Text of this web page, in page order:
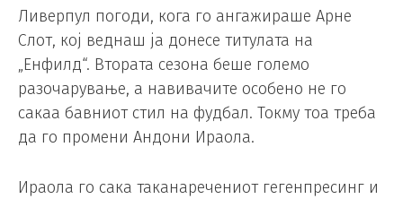
Ливерпул погоди, кога го ангажираше Арне
Слот, кој веднаш ја донесе титулата на
„Енфилд“. Втората сезона беше големо
разочарување, а навивачите особено не го
сакаа бавниот стил на фудбал. Токму тоа треба
да го промени Андони Ираола.
Ираола го сака таканаречениот гегенпресинг и